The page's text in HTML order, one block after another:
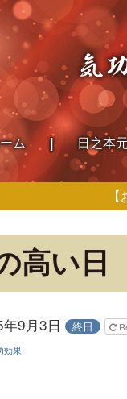
ム 日之本
高い日
9月3日 終日
効果